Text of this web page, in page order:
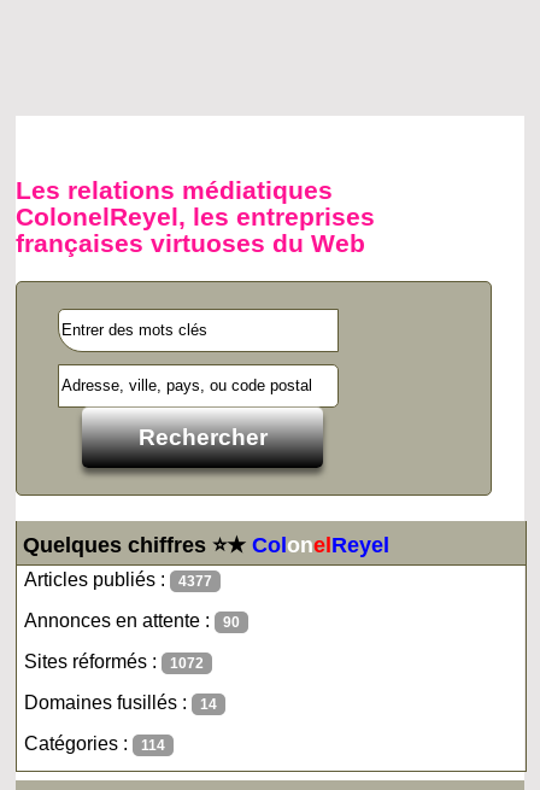
Les relations médiatiques
ColonelReyel, les entreprises
françaises virtuoses du Web
Quelques chiffres ⭐★ColonelReyel
Articles publiés : 4377
Annonces en attente : 90
Sites réformés : 1072
Domaines fusillés : 14
Catégories : 114